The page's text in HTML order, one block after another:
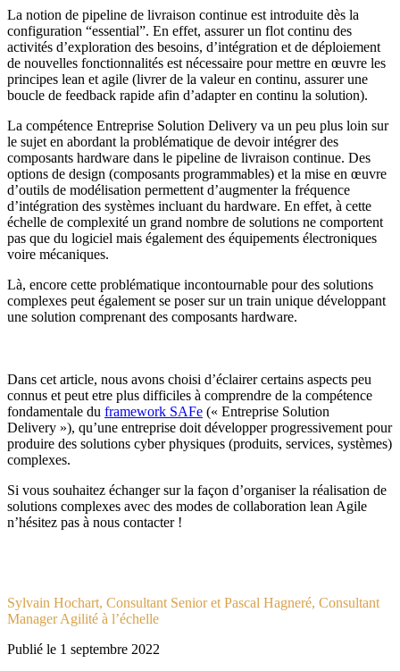
La notion de pipeline de livraison continue est introduite dès la
configuration “essential”. En effet, assurer un flot continu des
activités d’exploration des besoins, d’intégration et de déploiement
de nouvelles fonctionnalités est nécessaire pour mettre en œuvre les
principes lean et agile (livrer de la valeur en continu, assurer une
boucle de feedback rapide afin d’adapter en continu la solution).
La compétence Entreprise Solution Delivery va un peu plus loin sur
le sujet en abordant la problématique de devoir intégrer des
composants hardware dans le pipeline de livraison continue. Des
options de design (composants programmables) et la mise en œuvre
d’outils de modélisation permettent d’augmenter la fréquence
d’intégration des systèmes incluant du hardware. En effet, à cette
échelle de complexité un grand nombre de solutions ne comportent
pas que du logiciel mais également des équipements électroniques
voire mécaniques.
Là, encore cette problématique incontournable pour des solutions
complexes peut également se poser sur un train unique développant
une solution comprenant des composants hardware.
Dans cet article, nous avons choisi d’éclairer certains aspects peu
connus et peut etre plus difficiles à comprendre de la compétence
fondamentale du framework SAFe (« Entreprise Solution
Delivery »), qu’une entreprise doit développer progressivement pour
produire des solutions cyber physiques (produits, services, systèmes)
complexes.
Si vous souhaitez échanger sur la façon d’organiser la réalisation de
solutions complexes avec des modes de collaboration lean Agile
n’hésitez pas à nous contacter !
Sylvain Hochart, Consultant Senior et Pascal Hagneré, Consultant
Manager Agilité à l’échelle
Publié le 1 septembre 2022